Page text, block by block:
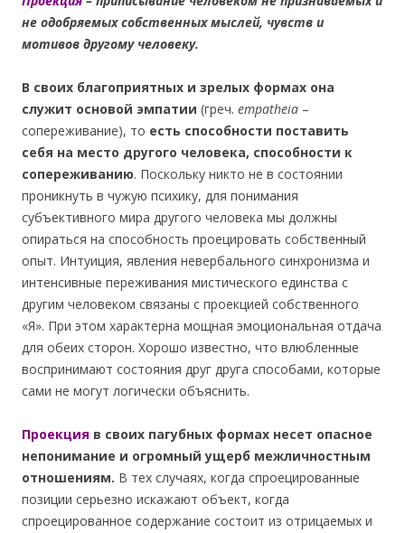
не одобряемых собственных мыслей, чувств и
мотивов другому человеку.
В своих благоприятных и зрелых формах она
служит основой эмпатии (греч. empatheia –
сопереживание), то есть способности поставить
себя на место другого человека, способности к
сопереживанию. Поскольку никто не в состоянии
проникнуть в чужую психику, для понимания
субъективного мира другого человека мы должны
опираться на способность проецировать собственный
опыт. Интуиция, явления невербального синхронизма и
интенсивные переживания мистического единства с
другим человеком связаны с проекцией собственного
«Я». При этом характерна мощная эмоциональная отдача
для обеих сторон. Хорошо известно, что влюбленные
воспринимают состояния друг друга способами, которые
сами не могут логически объяснить.
Проекция в своих пагубных формах несет опасное
непонимание и огромный ущерб межличностным
отношениям. В тех случаях, когда спроецированные
позиции серьезно искажают объект, когда
спроецированное содержание состоит из отрицаемых и